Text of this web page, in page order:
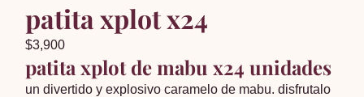
patita xplot x24
$3,900
patita xplot de mabu x24 unidades
un divertido y explosivo caramelo de mabu. disfrutalo